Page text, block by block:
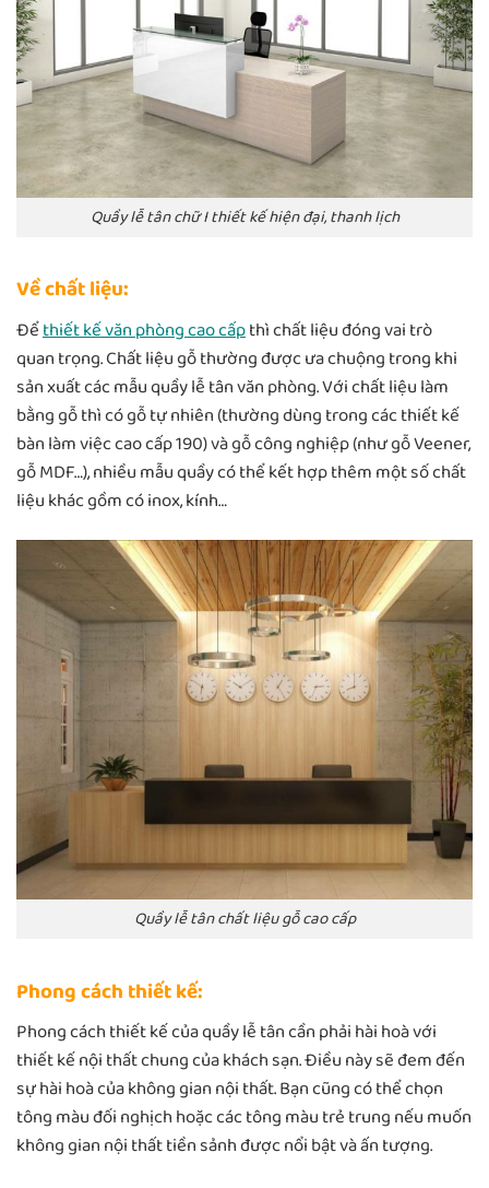
Quầy lễ tân chữ I thiết kế hiện đại, thanh lịch
Về chất liệu:
Đểthiết kế văn phòng cao cấpthì chất liệu đóng vai trò
quan trọng. Chất liệu gỗ thường được ưa chuộng trong khi
sản xuất các mẫu quầy lễ tân văn phòng. Với chất liệu làm
bằng gỗ thì có gỗ tự nhiên (thường dùng trong các thiết kế
bàn làm việc cao cấp 190) và gỗ công nghiệp (như gỗ Veener,
gỗ MDF…), nhiều mẫu quầy có thể kết hợp thêm một số chất
liệu khác gồm có inox, kính…
Quầy lễ tân chất liệu gỗ cao cấp
Phong cách thiết kế:
Phong cách thiết kế của quầy lễ tân cần phải hài hoà với
thiết kế nội thất chung của khách sạn. Điều này sẽ đem đến
sự hài hoà của không gian nội thất. Bạn cũng có thể chọn
tông màu đối nghịch hoặc các tông màu trẻ trung nếu muốn
không gian nội thất tiền sảnh được nổi bật và ấn tượng.